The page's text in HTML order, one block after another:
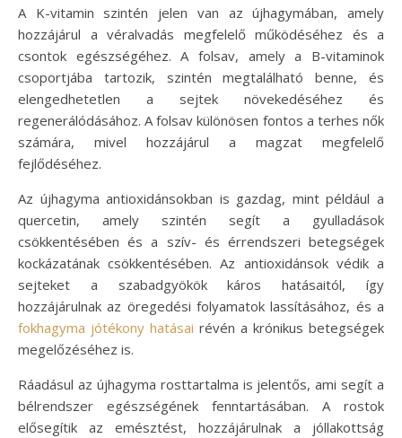
A K-vitamin szintén jelen van az újhagymában, amely
hozzájárul a véralvadás megfelelő működéséhez és a
csontok egészségéhez. A folsav, amely a B-vitaminok
csoportjába tartozik, szintén megtalálható benne, és
elengedhetetlen a sejtek növekedéséhez és
regenerálódásához. A folsav különösen fontos a terhes nők
számára, mivel hozzájárul a magzat megfelelő
fejlődéséhez.
Az újhagyma antioxidánsokban is gazdag, mint például a
quercetin, amely szintén segít a gyulladások
csökkentésében és a szív- és érrendszeri betegségek
kockázatának csökkentésében. Az antioxidánsok védik a
sejteket a szabadgyökök káros hatásaitól, így
hozzájárulnak az öregedési folyamatok lassításához, és a
fokhagyma jótékony hatásai révén a krónikus betegségek
megelőzéséhez is.
Ráadásul az újhagyma rosttartalma is jelentős, ami segít a
bélrendszer egészségének fenntartásában. A rostok
elősegítik az emésztést, hozzájárulnak a jóllakottság